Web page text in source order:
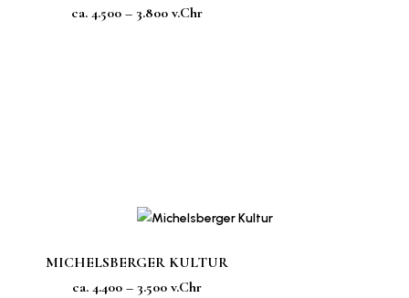
ca. 4.500 – 3.800 v.Chr
MICHELSBERGER KULTUR
ca. 4.400 – 3.500 v.Chr